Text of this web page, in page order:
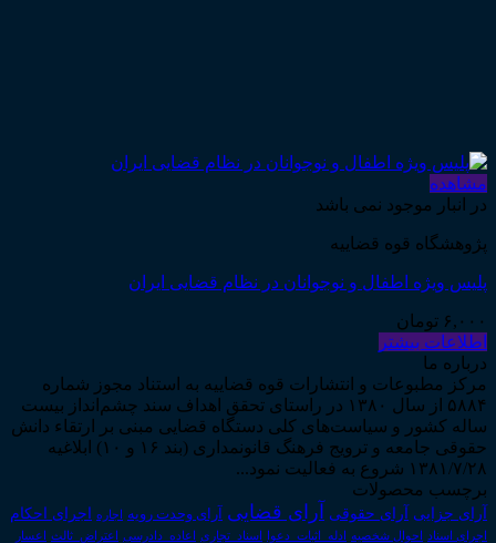
مشاهده
در انبار موجود نمی باشد
پژوهشگاه قوه قضاییه
پلیس ویژه اطفال و نوجوانان در نظام قضایی ایران
۶,۰۰۰ تومان
اطلاعات بیشتر
درباره ما
مرکز مطبوعات و انتشارات قوه قضاییه به استناد مجوز شماره
۵۸۸۴ از سال ۱۳۸۰ در راستای تحقق اهداف سند چشم‌انداز بیست
ساله کشور و سیاست‌های کلی دستگاه قضایی مبنی بر ارتقاء دانش
حقوقی جامعه و ترویج فرهنگ قانونمداری (بند ۱۶ و ۱۰) ابلاغیه
۱۳۸۱/۷/۲۸ شروع به فعالیت نمود...
برچسب محصولات
آرای جزایی آرای حقوقی آرای قضایی آرای وحدت رویه اجاره اجرای احکام
اجرای اسناد احوال شخصیه ادله_اثبات_دعوا اسناد_تجاری اعاده_دادرسی اعتراض_ثالث اعسار